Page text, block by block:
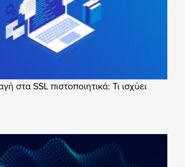
στα SSL πιστοποιητικά: Τι ισχύει